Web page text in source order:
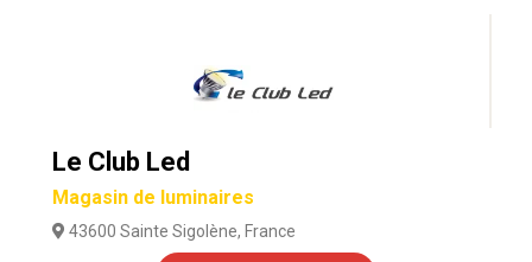
Le Club Led
Magasin de luminaires
43600 Sainte Sigolène, France